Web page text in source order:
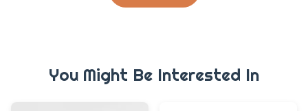
You Might Be Interested In